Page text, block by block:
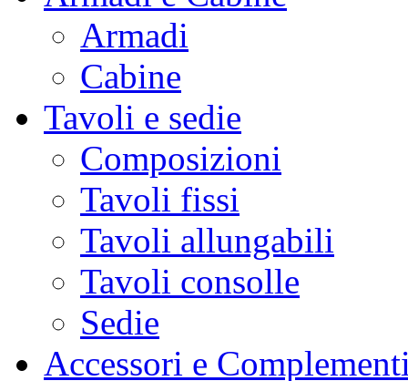
Armadi
Cabine
Tavoli e sedie
Composizioni
Tavoli fissi
Tavoli allungabili
Tavoli consolle
Sedie
Accessori e